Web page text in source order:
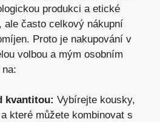
produkci a etické
ale často celkový nákupní
Proto je nakupování v
volbou a mým osobním
kvantitou: Vybírejte kousky,
které můžete kombinovat s